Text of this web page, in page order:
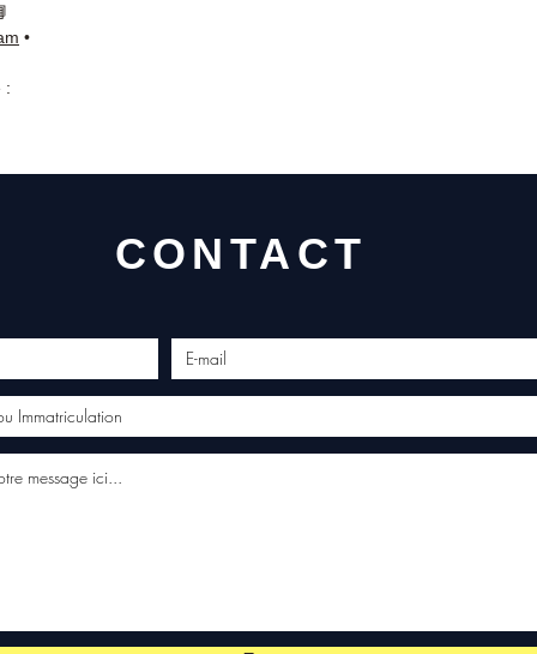
•
:
CONTACT